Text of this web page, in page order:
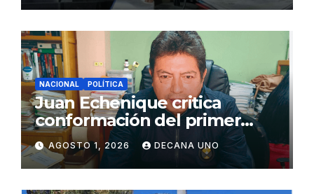
NACIONAL POLÍTICA
Juan Echenique critica
conformación del primer
gabinete ministerial de Keiko
Fujimori
AGOSTO 1, 2026 DECANA UNO